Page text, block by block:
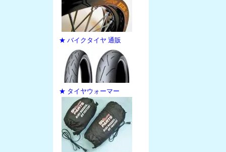
★ バイクタイヤ 通販
★ タイヤウォーマー